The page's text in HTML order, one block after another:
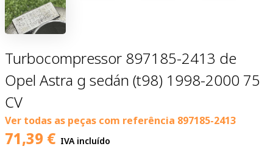
Turbocompressor 897185-2413 de
Opel Astra g sedán (t98) 1998-2000 75
CV
Ver todas as peças com referência 897185-2413
71,39 € IVA incluído